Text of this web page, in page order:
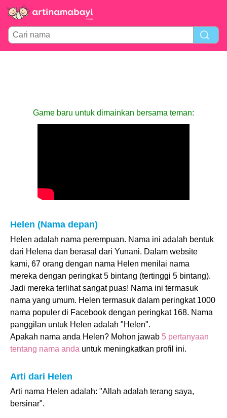
Game baru untuk dimainkan bersama teman:
Helen (Nama depan)
Helen adalah nama perempuan. Nama ini adalah bentuk
dari Helena dan berasal dari Yunani. Dalam website
kami, 67 orang dengan nama Helen menilai nama
mereka dengan peringkat 5 bintang (tertinggi 5 bintang).
Jadi mereka terlihat sangat puas! Nama ini termasuk
nama yang umum. Helen termasuk dalam peringkat 1000
nama populer di Facebook dengan peringkat 168. Nama
panggilan untuk Helen adalah "Helen".
Apakah nama anda Helen? Mohon jawab 5 pertanyaan
tentang nama anda untuk meningkatkan profil ini.
Arti dari Helen
Arti nama Helen adalah: "Allah adalah terang saya,
bersinar".